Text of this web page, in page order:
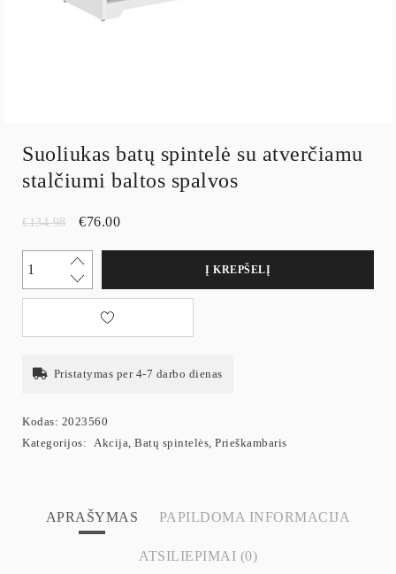
Suoliukas batų spintelė su atverčiamu
stalčiumi baltos spalvos
€134.98 €76.00
Į KREPŠELĮ
Pristatymas per 4-7 darbo dienas
Kodas: 2023560
Kategorijos: Akcija, Batų spintelės, Prieškambaris
APRAŠYMAS PAPILDOMA INFORMACIJA
ATSILIEPIMAI (0)